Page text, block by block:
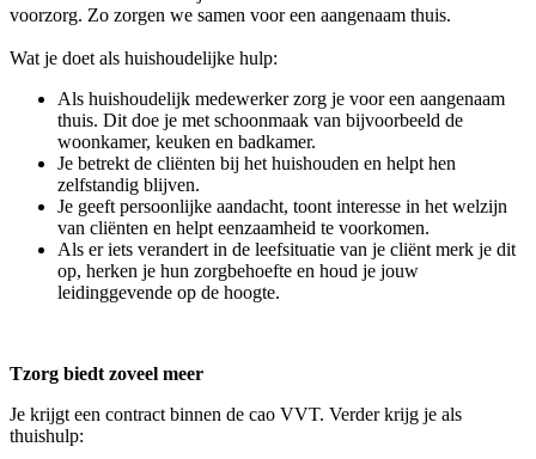
voorzorg. Zo zorgen we samen voor een aangenaam thuis.
Wat je doet als huishoudelijke hulp:
Als huishoudelijk medewerker zorg je voor een aangenaam
thuis. Dit doe je met schoonmaak van bijvoorbeeld de
woonkamer, keuken en badkamer.
Je betrekt de cliënten bij het huishouden en helpt hen
zelfstandig blijven.
Je geeft persoonlijke aandacht, toont interesse in het welzijn
van cliënten en helpt eenzaamheid te voorkomen.
Als er iets verandert in de leefsituatie van je cliënt merk je dit
op, herken je hun zorgbehoefte en houd je jouw
leidinggevende op de hoogte.
Tzorg biedt zoveel meer
Je krijgt een contract binnen de cao VVT. Verder krijg je als
thuishulp: